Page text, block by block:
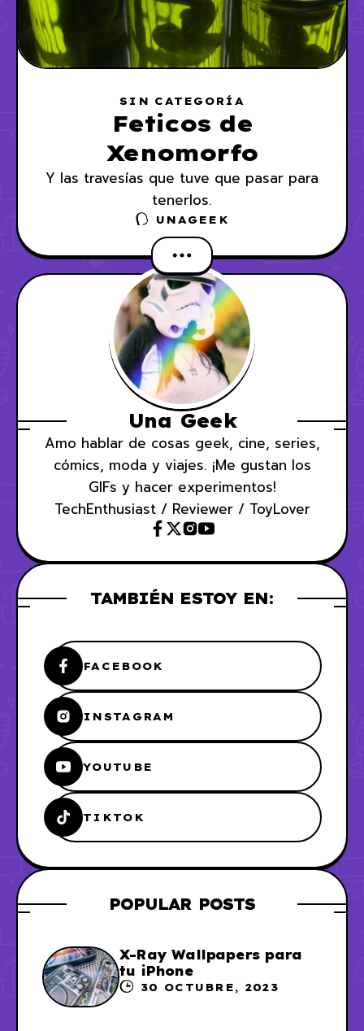
SIN CATEGORÍA
Feticos de
Xenomorfo
Y las travesías que tuve que pasar para
tenerlos.
UNAGEEK
Una Geek
Amo hablar de cosas geek, cine, series,
cómics, moda y viajes. ¡Me gustan los
GIFs y hacer experimentos!
TechEnthusiast / Reviewer / ToyLover
TAMBIÉN ESTOY EN:
FACEBOOK
INSTAGRAM
YOUTUBE
TIKTOK
POPULAR POSTS
X-Ray Wallpapers para
tu iPhone
30 OCTUBRE, 2023